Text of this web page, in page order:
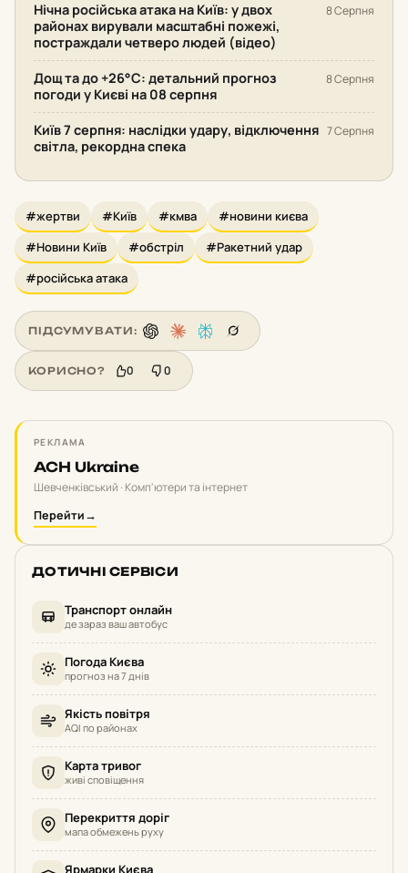
Нічна російська атака на Київ: у двох
районах вирували масштабні пожежі,
постраждали четверо людей (відео)
8 Серпня
Дощ та до +26°С: детальний прогноз
погоди у Києві на 08 серпня
8 Серпня
Київ 7 серпня: наслідки удару, відключення
світла, рекордна спека
7 Серпня
#жертви #Київ #кмва
#новини києва
#Новини Київ
#обстріл
#Ракетний удар
#російська атака
ПІДСУМУВАТИ:
КОРИСНО? 0 0
РЕКЛАМА
ACH Ukraine
Шевченківський · Комп'ютери та інтернет
Перейти→
ДОТИЧНІ СЕРВІСИ
Транспорт онлайн
де зараз ваш автобус
Погода Києва
прогноз на 7 днів
Якість повітря
AQI по районах
Карта тривог
живі сповіщення
Перекриття доріг
мапа обмежень руху
Ярмарки Києва